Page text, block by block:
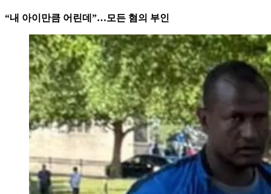
“내 아이만큼 어린데”…모든 혐의 부인